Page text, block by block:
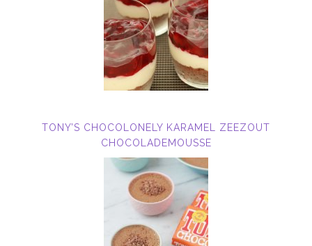
TONY’S CHOCOLONELY KARAMEL ZEEZOUT
CHOCOLADEMOUSSE